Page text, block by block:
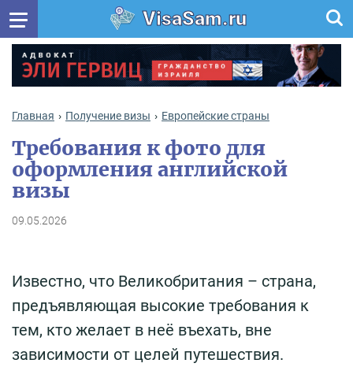
VisaSam.ru
Главная Получение визы Европейские страны
Требования к фото для
оформления английской
визы
09.05.2026
Известно, что Великобритания – страна,
предъявляющая высокие требования к
тем, кто желает в неё въехать, вне
зависимости от целей путешествия.